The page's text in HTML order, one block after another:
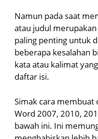
Namun pada saat
atau judul
paling penting untuk
beberapa kesalahan
kata atau kalimat
daftar isi.
Simak cara membuat
Word 2007, 2010,
bawah ini. Ini